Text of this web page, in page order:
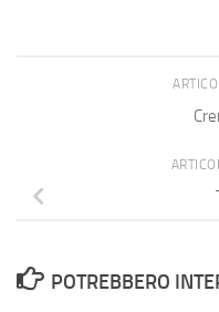
POTREBBERO